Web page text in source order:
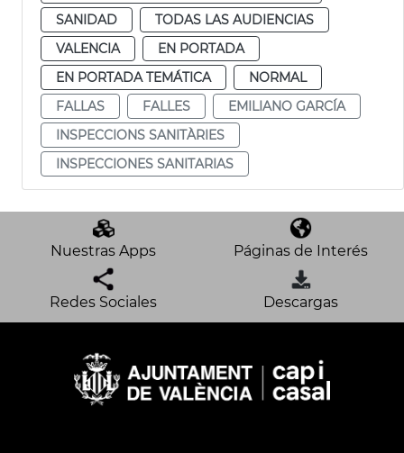
SANIDAD
TODAS LAS AUDIENCIAS
VALENCIA
EN PORTADA
EN PORTADA TEMÁTICA
NORMAL
FALLAS
FALLES
EMILIANO GARCÍA
INSPECCIONS SANITÀRIES
INSPECCIONES SANITARIAS
Nuestras Apps Páginas de Interés
Redes Sociales Descargas